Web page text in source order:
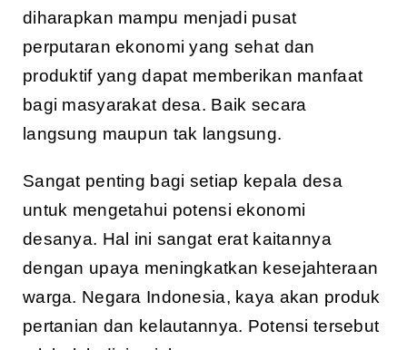
diharapkan mampu menjadi pusat
perputaran ekonomi yang sehat dan
produktif yang dapat memberikan manfaat
bagi masyarakat desa. Baik secara
langsung maupun tak langsung.
Sangat penting bagi setiap kepala desa
untuk mengetahui potensi ekonomi
desanya. Hal ini sangat erat kaitannya
dengan upaya meningkatkan kesejahteraan
warga. Negara Indonesia, kaya akan produk
pertanian dan kelautannya. Potensi tersebut